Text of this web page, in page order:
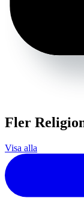
Fler
Visa alla